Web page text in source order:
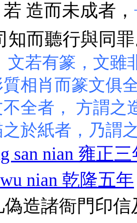
若 造而未成者，
知而聽行與同
文若有篆，文雖
相肖而篆文俱
全者， 方謂之
於紙者，乃謂
san nian 雍正
nian 乾隆五年
偽造諸衙門印